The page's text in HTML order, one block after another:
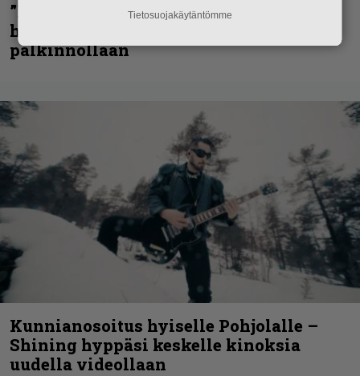
”Mitalini näyttää ihan plektralta” –
huippu-uimari jamittelee Megadethiä
palkinnollaan
Kunnianosoitus hyiselle Pohjolalle –
Shining hyppäsi keskelle kinoksia
uudella videollaan
Tietosuojakäytäntömme